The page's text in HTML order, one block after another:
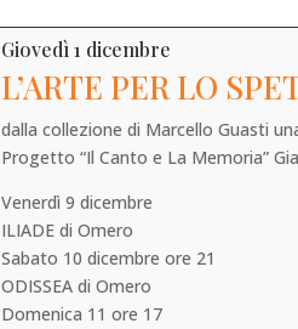
Giovedì 1 dicembre
L’ARTE PER LO
dalla collezione di Marcello Guasti
Progetto “Il Canto e La Memoria”
Venerdì 9 dicembre
ILIADE di Omero
Sabato 10 dicembre ore 21
ODISSEA di Omero
Domenica 11 ore 17